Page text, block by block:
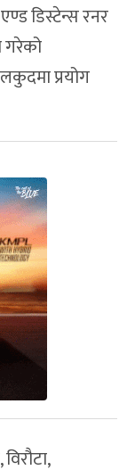
डिस्टेन्स रनर
गरेको
प्रयोग